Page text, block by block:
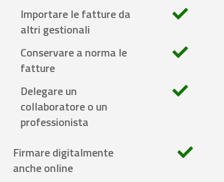
Importare le fatture da
altri gestionali
Conservare a norma le
fatture
Delegare un
collaboratore o un
professionista
Firmare digitalmente
anche online